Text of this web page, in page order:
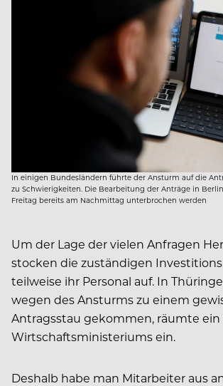
In einigen Bundesländern führte der Ansturm auf die
zu Schwierigkeiten. Die Bearbeitung der Anträge in
Freitag bereits am Nachmittag unterbrochen werden
Um der Lage der vielen Anfragen
stocken die zuständigen
teilweise ihr Personal auf. In
wegen des Ansturms zu einem
Antragsstau gekommen, räumte ein
Wirtschaftsministeriums ein.
Deshalb habe man Mitarbeiter aus